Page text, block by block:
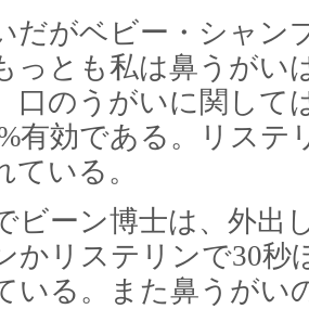
だがベビー・シャン
っとも私は鼻うがい
口のうがいに関して
有効である。リス
いる。
ビーン博士は、外出
かリステリンで30
いる。また鼻うがい